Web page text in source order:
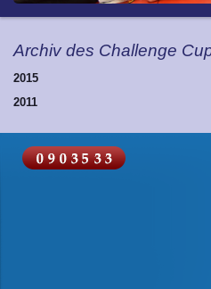
Archiv des Challenge
2015
2011